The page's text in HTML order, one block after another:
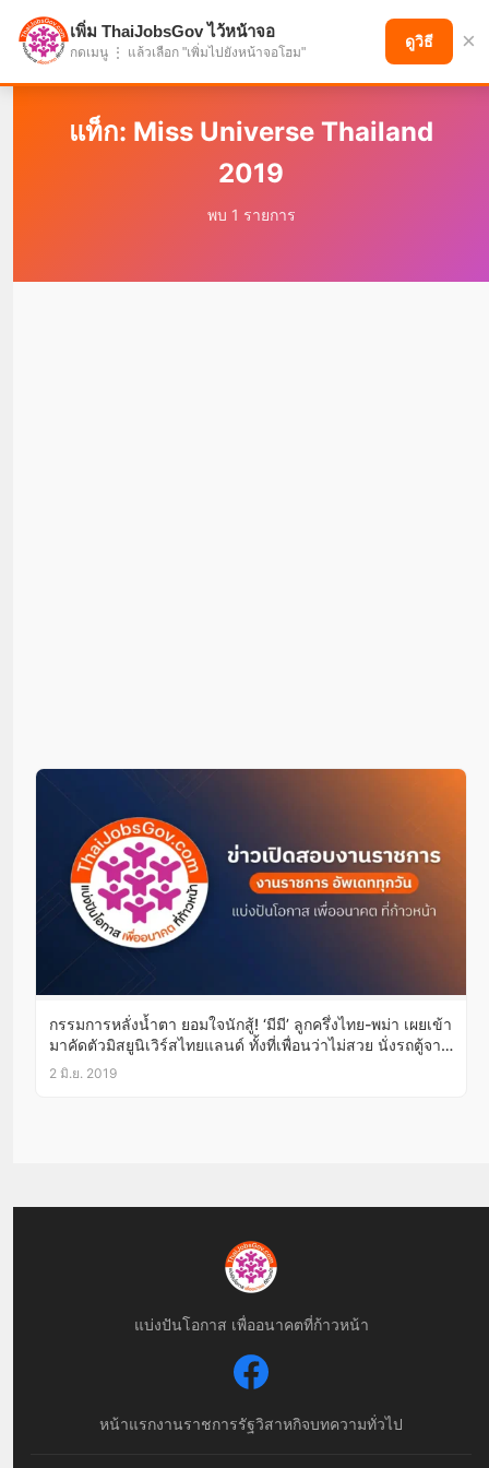
แบ่งปันโอกาส เพื่ออนาคตที่ก้าวหน้า
แท็ก: Miss Universe Thailand
2019
พบ 1 รายการ
กรรมการหลั่งน้ำตา ยอมใจนักสู้! ‘มีมี’ ลูกครึ่งไทย-พม่า เผยเข้า
มาคัดตัวมิสยูนิเวิร์สไทยแลนด์ ทั้งที่เพื่อนว่าไม่สวย นั่งรถตู้จาก
แม่สอดจนเมารถ ไม่มีพี่เลี้ยง-ไม่มีเสื้อผ้ารองเท้าสวยๆใส่มาคัด
2 มิ.ย. 2019
แบ่งปันโอกาส เพื่ออนาคตที่ก้าวหน้า
หน้าแรกงานราชการรัฐวิสาหกิจบทความทั่วไป
เพิ่ม ThaiJobsGov ไว้หน้าจอ
กดเมนู ⋮ แล้วเลือก "เพิ่มไปยังหน้าจอโฮม"
ดูวิธี ×